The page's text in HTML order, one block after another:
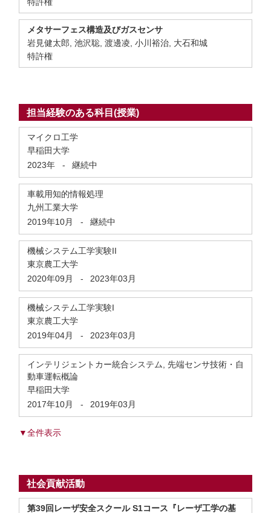
メタサーフェス構造及びガスセンサ
岩見健太郎, 池沢聡, 渡邊凌, 小川裕治, 大石和城
特許権
担当経験のある科目(授業)
マイクロ工学
早稲田大学
2023年
- 継続中
車載用知的情報処理
九州工業大学
2019年10月
- 継続中
機械システム工学実験II
東京農工大学
2020年09月
- 2023年03月
機械システム工学実験I
東京農工大学
2019年04月
- 2023年03月
インテリジェントカー統合システム, 先端センサ技術・自
動車運転概論
早稲田大学
2017年10月
- 2019年03月
▼全件表示
社会貢献活動
第39回レーザ安全スクール S1コース『レーザ工学の基